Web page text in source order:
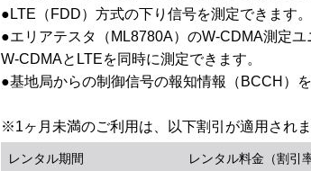
●LTE（FDD）方式の下り信号を測定できます。
●エリアテスタ（ML8780A）のW-CDMA測定ユ
W-CDMAとLTEを同時に測定できます。
●基地局からの制御信号の報知情報（BCCH）
※1ヶ月未満のご利用は、以下割引が適用されま
レンタル期間 レンタル料金（割引率